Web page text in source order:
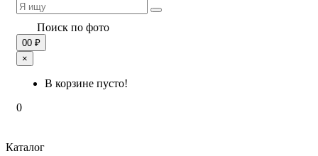
Поиск по фото
00 ₽
×
В корзине пусто!
0
Каталог